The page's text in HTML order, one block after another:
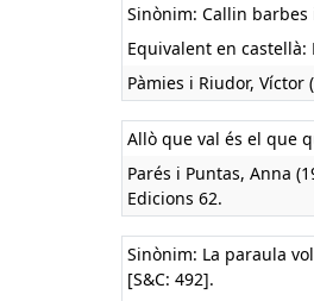
Sinònim: Callin
Equivalent en castellà:
Pàmies i Riudor, Víctor
Allò que val és el que
Parés i Puntas, Anna
Edicions 62.
Sinònim: La paraula
[S&C: 492].